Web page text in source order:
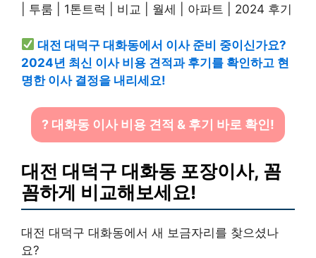
대전 대덕구 대화동에서 이사 준비 중이신가요?
2024년 최신 이사 비용 견적과 후기를 확인하고 현
명한 이사 결정을 내리세요!
? 대화동 이사 비용 견적 & 후기 바로 확인!
대전 대덕구 대화동 포장이사, 꼼
꼼하게 비교해보세요!
대전 대덕구 대화동에서 새 보금자리를 찾으셨나
요?